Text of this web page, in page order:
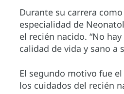
Durante su carrera
especialidad de
el recién nacido. “No
calidad de vida y sano a
El segundo motivo fue
los cuidados del recién